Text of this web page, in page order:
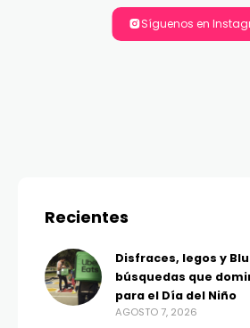
Síguenos en
Recientes
Disfraces, legos y
búsquedas que
para el Día del Niño
AGOSTO 7, 2026